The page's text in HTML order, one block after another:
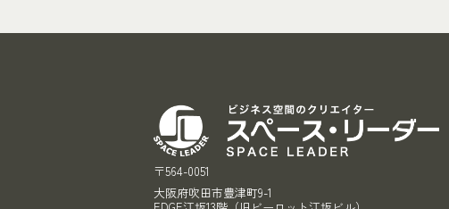
〒564-0051
大阪府吹田市豊津町9-1